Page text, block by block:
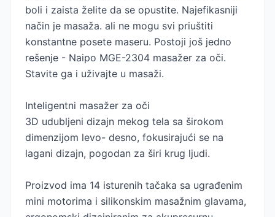
boli i zaista želite da se opustite. Najefikasniji
način je masaža. ali ne mogu svi priuštiti
konstantne posete maseru. Postoji još jedno
rešenje - Naipo MGE-2304 masažer za oči.
Stavite ga i uživajte u masaži.
Inteligentni masažer za oči
3D udubljeni dizajn mekog tela sa širokom
dimenzijom levo- desno, fokusirajući se na
lagani dizajn, pogodan za širi krug ljudi.
Proizvod ima 14 isturenih tačaka sa ugrađenim
mini motorima i silikonskim masažnim glavama,